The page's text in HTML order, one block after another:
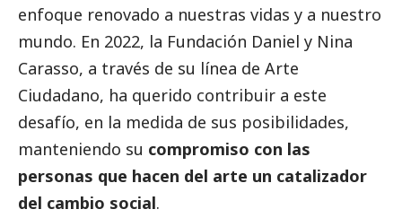
enfoque renovado a nuestras vidas y a nuestro
mundo. En 2022, la Fundación Daniel y Nina
Carasso, a través de su línea de Arte
Ciudadano, ha querido contribuir a este
desafío, en la medida de sus posibilidades,
manteniendo su compromiso con las
personas que hacen del arte un catalizador
del cambio social.